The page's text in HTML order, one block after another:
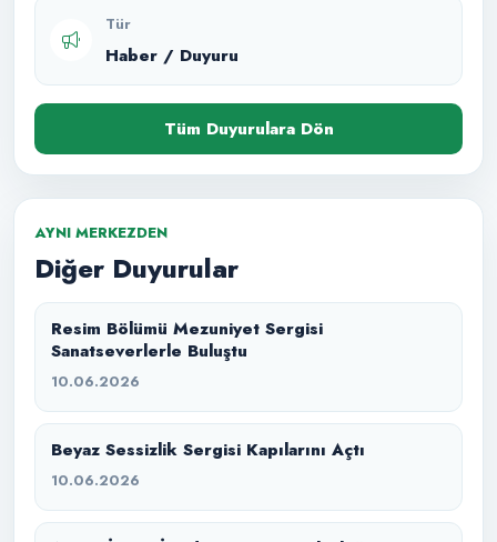
Tür
Haber / Duyuru
Tüm Duyurulara Dön
AYNI MERKEZDEN
Diğer Duyurular
Resim Bölümü Mezuniyet Sergisi
Sanatseverlerle Buluştu
10.06.2026
Beyaz Sessizlik Sergisi Kapılarını Açtı
10.06.2026